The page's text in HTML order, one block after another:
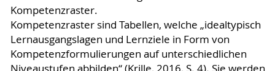
Kompetenzraster.
Kompetenzraster sind Tabellen, welche „idealtypisch
Lernausgangslagen und Lernziele in Form von
Kompetenzformulierungen auf unterschiedlichen